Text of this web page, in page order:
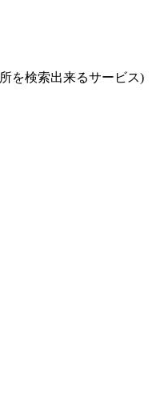
を検索出来るサービス)